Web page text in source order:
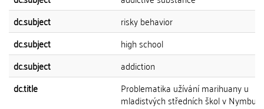
dc.subject
risky behavior
dc.subject
high school
dc.subject
addiction
dc.title
Problematika užívání marihuany u
mladistvých středních škol v